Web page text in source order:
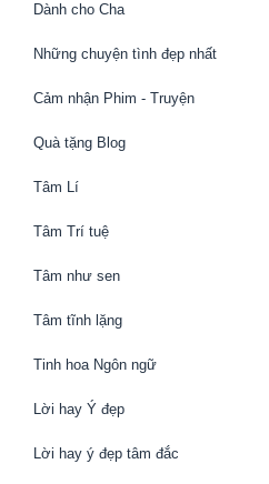
Dành cho Cha
Những chuyện tình đẹp nhất
Cảm nhận Phim - Truyện
Quà tặng Blog
Tâm Lí
Tâm Trí tuệ
Tâm như sen
Tâm tĩnh lặng
Tinh hoa Ngôn ngữ
Lời hay Ý đẹp
Lời hay ý đẹp tâm đắc